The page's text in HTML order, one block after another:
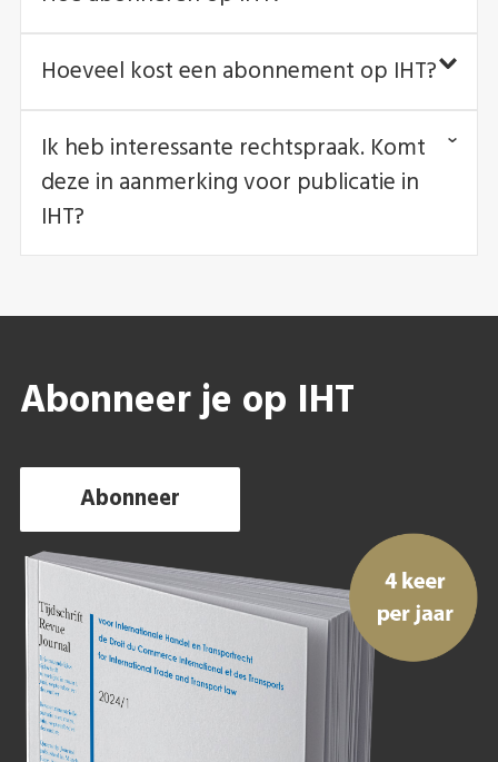
Hoeveel kost een abonnement op IHT?
Ik heb interessante rechtspraak. Komt
deze in aanmerking voor publicatie in
IHT?
Abonneer je op IHT
Abonneer